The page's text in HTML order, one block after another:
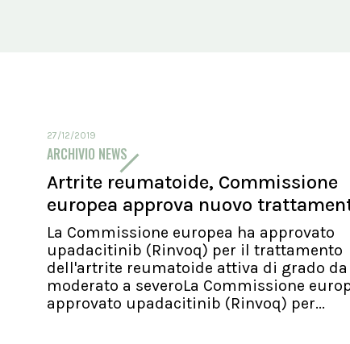
27/12/2019
ARCHIVIO NEWS
Artrite reumatoide, Commissione
europea approva nuovo
La Commissione europea ha approvato
upadacitinib (Rinvoq) per il trattamento
dell'artrite reumatoide attiva di grado da
moderato a severoLa Commissione
approvato upadacitinib (Rinvoq) per...